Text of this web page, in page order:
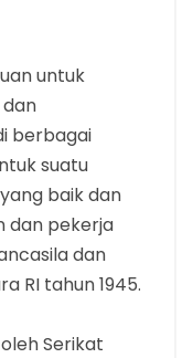
untuk
berbagai
suatu
baik dan
dan pekerja
dan
RI tahun 1945.
Serikat